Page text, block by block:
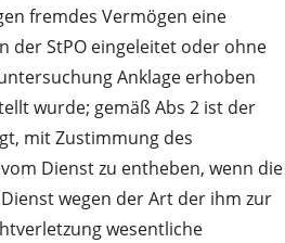
fremdes Vermögen eine
der StPO eingeleitet oder ohne
Anklage erhoben
wurde; gemäß Abs 2 ist der
mit Zustimmung des
Dienst zu entheben, wenn die
wegen der Art der ihm zur
wesentliche